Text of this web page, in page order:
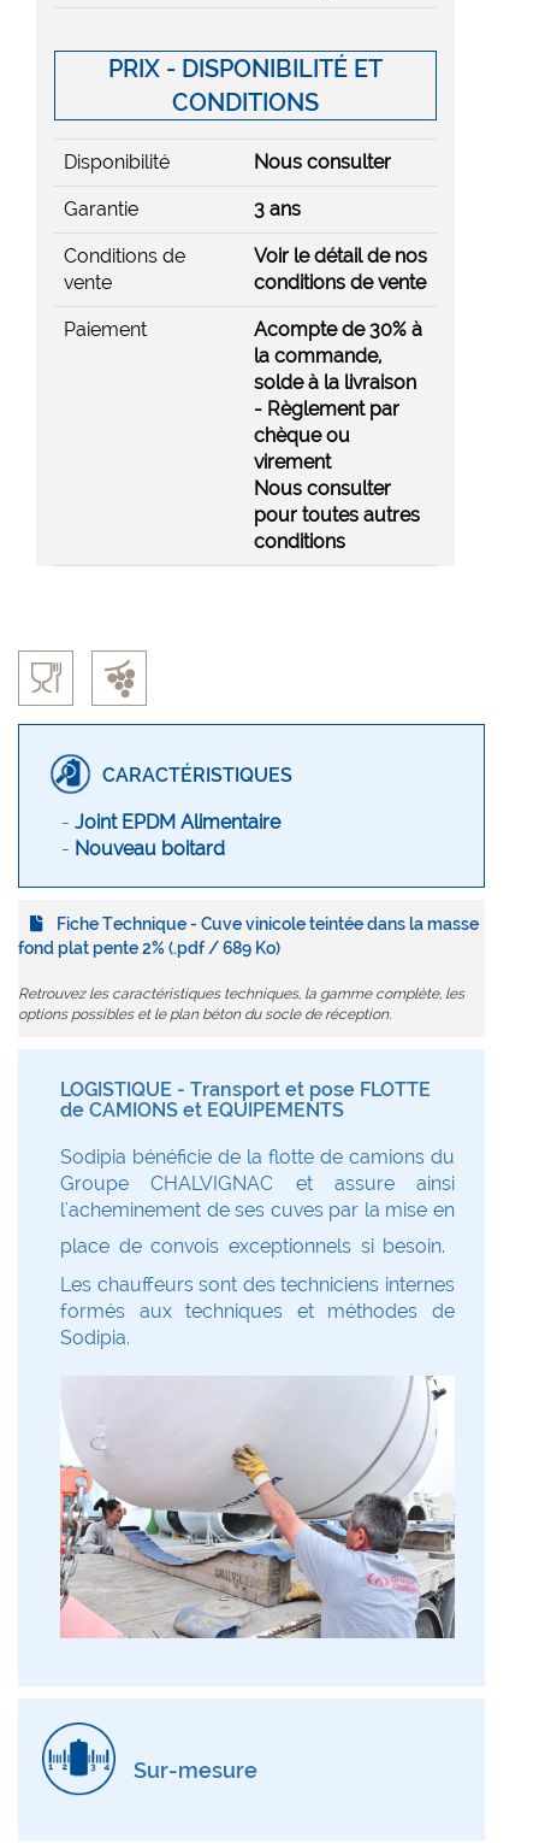
PRIX - DISPONIBILITÉ ET
CONDITIONS
Disponibilité Nous consulter
Garantie 3 ans
Conditions de
vente
Voir le détail de nos
conditions de vente
Paiement
Acompte de 30% à
la commande,
solde à la livraison
- Règlement par
chèque ou
virement
Nous consulter
pour toutes autres
conditions
CARACTÉRISTIQUES
- Joint EPDM Alimentaire
- Nouveau boitard
Fiche Technique - Cuve vinicole teintée dans la masse
fond plat pente 2% (.pdf / 689 Ko)
Retrouvez les caractéristiques techniques, la gamme complète, les
options possibles et le plan béton du socle de réception.
LOGISTIQUE - Transport et pose FLOTTE
de CAMIONS et EQUIPEMENTS
Sodipia bénéficie de la flotte de camions du
Groupe CHALVIGNAC et assure ainsi
l'acheminement de ses cuves par la mise en
place de convois exceptionnels si besoin.
Les chauffeurs sont des techniciens internes
formés aux techniques et méthodes de
Sodipia.
Sur-mesure